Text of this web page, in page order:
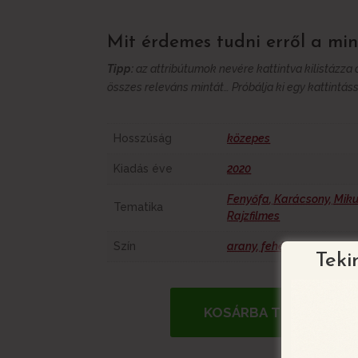
Mit érdemes tudni erről a
Tipp: az attribútumok nevére kattintva kilistázza
összes releváns mintát… Próbálja ki egy
Hosszúság közepes
Kiadás éve 2020
Tematika
Fenyőfa ,Karácsony,
Rajzfilmes
Szín arany, fehér,kék,piros
KOSÁRBA TESZEM